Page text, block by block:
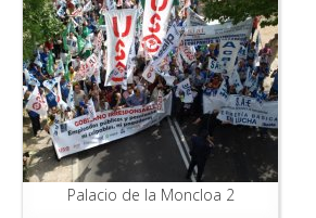
Palacio de la Moncloa 2